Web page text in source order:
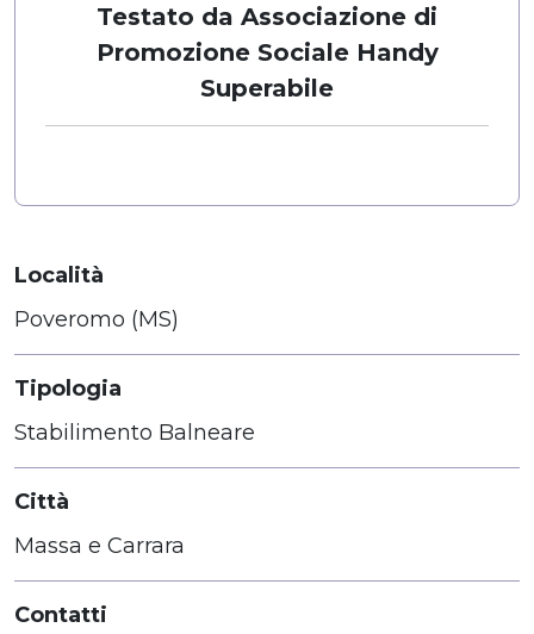
Testato da Associazione di
Promozione Sociale Handy
Superabile
Località
Poveromo (MS)
Tipologia
Stabilimento Balneare
Città
Massa e Carrara
Contatti